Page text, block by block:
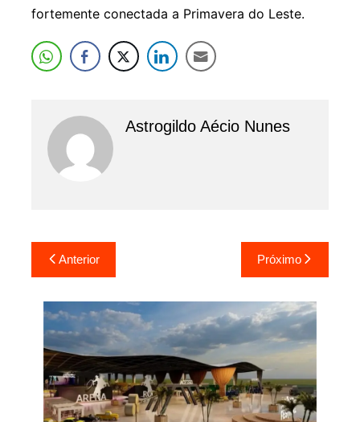
fortemente conectada a Primavera do Leste.
Astrogildo Aécio Nunes
Navegação
de
Post
Anterior Próximo